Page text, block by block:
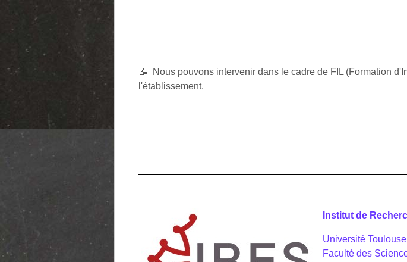
📝 Nous pouvons intervenir dans le cadre de FIL (Formation
l'établissement.
Institut de
Université
Faculté des